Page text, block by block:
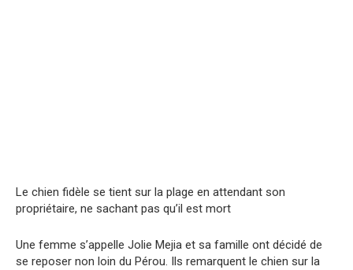
Le chien fidèle se tient sur la plage en attendant son
propriétaire, ne sachant pas qu’il est mort
Une femme s’appelle Jolie Mejia et sa famille ont décidé de
se reposer non loin du Pérou. Ils remarquent le chien sur la